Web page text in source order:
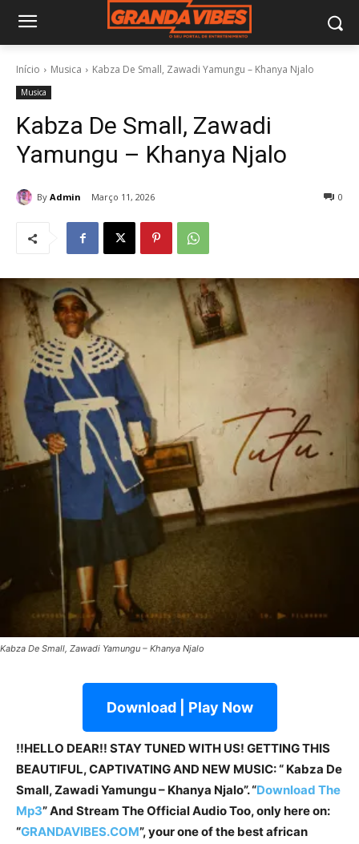
Início Musica Kabza De Small, Zawadi Yamungu – Khanya Njalo
Musica
Kabza De Small, Zawadi
Yamungu – Khanya Njalo
By Admin Março 11, 2026 0
Kabza De Small, Zawadi Yamungu – Khanya Njalo
Download | Play Now
!!HELLO DEAR!! STAY TUNED WITH US! GETTING THIS
BEAUTIFUL, CAPTIVATING AND NEW MUSIC: “ Kabza De
Small, Zawadi Yamungu – Khanya Njalo”. “Download The
Mp3”And Stream The Official Audio Too, only here on:
“GRANDAVIBES.COM”, your one of the best african